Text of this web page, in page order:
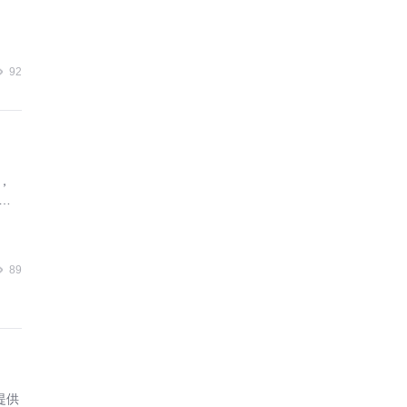
92
89
供